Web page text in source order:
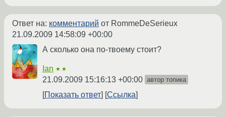
Ответ на: комментарий от RommeDeSerieux
21.09.2009 14:58:09 +00:00
А сколько она по-твоему стоит?
Ian ★★
21.09.2009 15:16:13 +00:00 автор топика
Показать ответ Ссылка